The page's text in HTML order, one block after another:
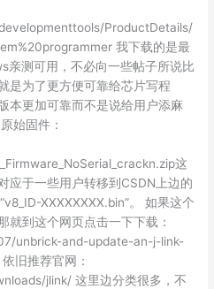
ProductDetails/
我下载的是最
亲测可用，不必向一些帖子所说比
是为了更方便可靠给芯片写程
本更加可靠而不是说给用户添麻
始固件：
这
应于一些用户转移到CSDN上边的
XXXXXXXX.bin”。 如果这个
就到这个网页点击一下下载：
unbrick-and-update-an-j-link-
旧推荐官网：
jlink/ 这里边分类很多，不